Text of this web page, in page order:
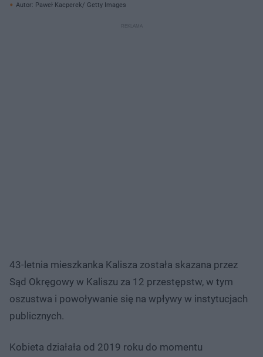
Autor: Paweł Kacperek/ Getty Images
43-letnia mieszkanka Kalisza została skazana przez
Sąd Okręgowy w Kaliszu za 12 przestępstw, w tym
oszustwa i powoływanie się na wpływy w instytucjach
publicznych.
Kobieta działała od 2019 roku do momentu